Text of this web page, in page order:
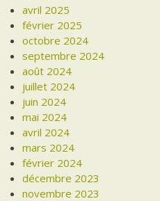
avril 2025
février 2025
octobre 2024
septembre 2024
août 2024
juillet 2024
juin 2024
mai 2024
avril 2024
mars 2024
février 2024
décembre 2023
novembre 2023